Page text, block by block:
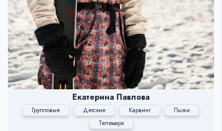
Екатерина Павлова
Групповые Детские Карвинг
Лыжи
Телемарк